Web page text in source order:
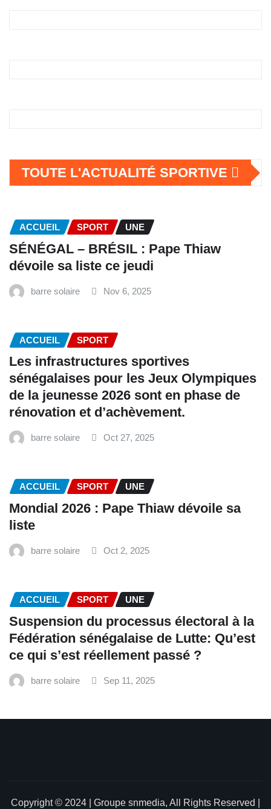
TOUTE L'ACTUALITÉ SPORTIVE
ACCUEIL SPORT UNE
SÉNÉGAL – BRÉSIL : Pape Thiaw
dévoile sa liste ce jeudi
barre solaire Nov 6, 2025
ACCUEIL SPORT
Les infrastructures sportives
sénégalaises pour les Jeux Olympiques
de la jeunesse 2026 sont en phase de
rénovation et d’achèvement.
barre solaire Oct 27, 2025
ACCUEIL SPORT UNE
Mondial 2026 : Pape Thiaw dévoile sa
liste
barre solaire Oct 2, 2025
ACCUEIL SPORT UNE
‎Suspension du processus électoral à la
Fédération sénégalaise de Lutte: Qu’est
ce qui s’est réellement passé ? ‎‎
barre solaire Sep 11, 2025
Copyright © 2024 | Groupe snmedia, All Rights Reserved